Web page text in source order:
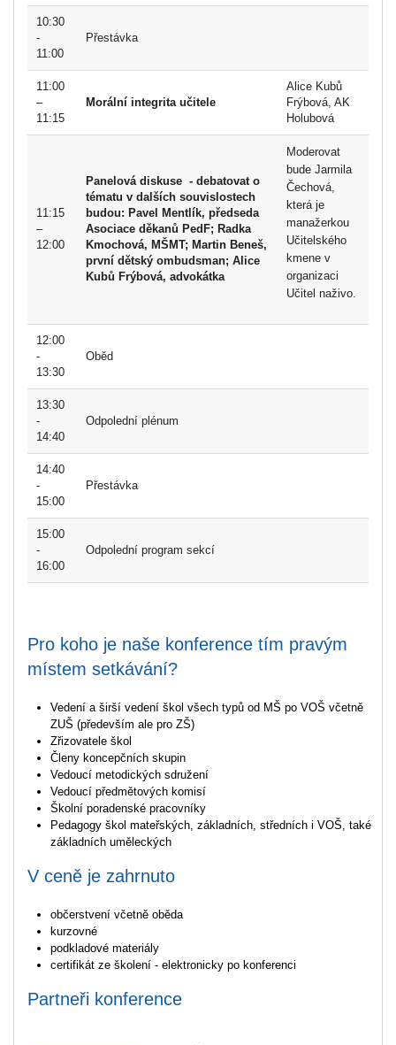
10:30
-
11:00
Přestávka
11:00
–
11:15
Morální integrita učitele
Alice Kubů
Frýbová, AK
Holubová
11:15
–
12:00
Panelová diskuse - debatovat o
tématu v dalších souvislostech
budou: Pavel Mentlík, předseda
Asociace děkanů PedF; Radka
Kmochová, MŠMT; Martin Beneš,
první dětský ombudsman; Alice
Kubů Frýbová, advokátka
Moderovat
bude Jarmila
Čechová,
která je
manažerkou
Učitelského
kmene v
organizaci
Učitel naživo.
12:00
-
13:30
Oběd
13:30
-
14:40
Odpolední plénum
14:40
-
15:00
Přestávka
15:00
-
16:00
Odpolední program sekcí
Pro koho je naše konference tím pravým
místem setkávání?
Vedení a širší vedení škol všech typů od MŠ po VOŠ včetně
ZUŠ (především ale pro ZŠ)
Zřizovatele škol
Členy koncepčních skupin
Vedoucí metodických sdružení
Vedoucí předmětových komisí
Školní poradenské pracovníky
Pedagogy škol mateřských, základních, středních i VOŠ, také
základních uměleckých
V ceně je zahrnuto
občerstvení včetně oběda
kurzovné
podkladové materiály
certifikát ze školení - elektronicky po konferenci
Partneři konference